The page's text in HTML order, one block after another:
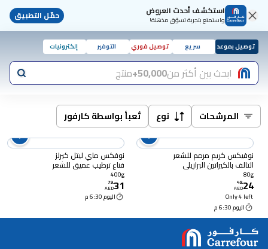
استكشف أحدث العروض
واستمتع بتجربة تسوّق مذهلة! حمّل التطبيق
توصيل بموعد سريع توصيل فوري التوفير إلكترونيات
ابحث بين أكثر من50,000+ منتج
المرشحات نوع تُعبأ بواسطة كارفور
نوفيكس كريم مرمم للشعر
التالف بالكيراتين البرازيلي
أبيض 80 غرام
80g
24
.
49
AED
Only 4 left
اليوم 6:30 م
نوفكس ماي ليتل كيرلز
قناع ترطيب عميق للشعر
ملل
400g
31
.
79
AED
اليوم 6:30 م